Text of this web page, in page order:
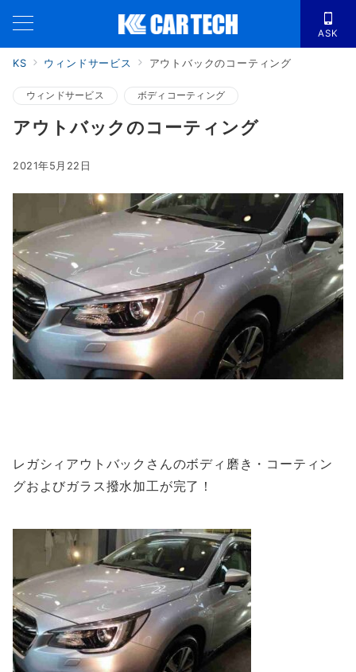
ASK
KS ウィンドサービス アウトバックのコーティング
ウィンドサービス ボディコーティング
アウトバックのコーティング
2021年5月22日
レガシィアウトバックさんのボディ磨き・コーティン
グおよびガラス撥水加工が完了！